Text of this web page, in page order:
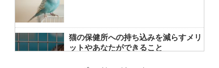
猫の保健所への持ち込みを減らすメリ
ットやあなたができること